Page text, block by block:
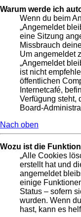
Warum werde ich
Wenn du beim
„Angemeldet
eine Sitzung
Missbrauch
Um angemeldet
„Angemeldet
ist nicht
öffentlichen
Internetcafé,
Verfügung steht,
Board-
Nach oben
Wozu ist die
„Alle Cookies
erstellt hat und
angemeldet
einige
Status – sofern
wurden. Wenn
hast, kann es